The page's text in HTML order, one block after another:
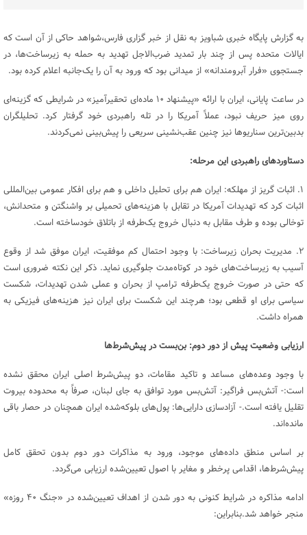
به گزارش پایگاه خبری شباویز به نقل از خبر گزاری فارس،شواهد حاکی از آن است که
ایالات متحده پس از چند بار تمدید ضرب‌الاجل تهدید به حمله به زیرساخت‌ها، در
جستجوی «فرار آبرومندانه» از میدانی بود که ورود به آن را یک‌جانبه اعلام کرده بود.
در ساعت پایانی، ایران با ارائه «پیشنهاد ۱۰ ماده‌ای تحقیرآمیز» در شرایطی که گزینه‌ای
روی میز حریف نبود، عملاً آمریکا را در تله راهبردی خود گرفتار کرد. تحلیلگران
بدبین‌ترین سناریوها نیز چنین عقب‌نشینی سریعی را پیش‌بینی نمی‌کردند.
دستاوردهای راهبردی این مرحله:
۱. اثبات گریز از مهلکه: ایران هم برای تحلیل داخلی و هم برای افکار عمومی بین‌المللی
اثبات کرد که تهدیدات آمریکا در تقابل با هزینه‌های تحمیلی بر واشنگتن و متحدانش،
توخالی بوده و طرف مقابل به دنبال خروج یک‌طرفه از باتلاق خودساخته است.
۲. مدیریت بحران زیرساخت: با وجود احتمال کم موفقیت، ایران موفق شد از وقوع
آسیب به زیرساخت‌های خود در کوتاه‌مدت جلوگیری نماید. ذکر این نکته ضروری است
که حتی در صورت خروج یک‌طرفه ترامپ از بحران و عملی شدن تهدیدات، شکست
سیاسی برای او قطعی بود؛ هرچند این شکست برای ایران نیز هزینه‌های فیزیکی به
همراه داشت.
ارزیابی وضعیت پیش از دور دوم: بن‌بست در پیش‌شرط‌ها
با وجود وعده‌های مساعد و تاکید مقامات، دو پیش‌شرط اصلی ایران محقق نشده
است:- آتش‌بس فراگیر: آتش‌بس مورد توافق به جای لبنان، صرفاً به محدوده بیروت
تقلیل یافته است.- آزادسازی دارایی‌ها: پول‌های بلوکه‌شده ایران همچنان در حصار باقی
مانده‌اند.
بر اساس منطق داده‌های موجود، ورود به مذاکرات دور دوم بدون تحقق کامل
پیش‌شرط‌ها، اقدامی پرخطر و مغایر با اصول تعیین‌شده ارزیابی می‌گردد.
ادامه مذاکره در شرایط کنونی به دور شدن از اهداف تعیین‌شده در «جنگ ۴۰ روزه»
منجر خواهد شد.بنابراین: